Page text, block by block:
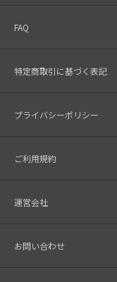
FAQ
特定商取引に基づく表記
プライバシーポリシー
ご利用規約
運営会社
お問い合わせ